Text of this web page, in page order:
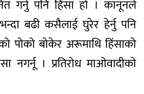
गर्नु पनि हिंसा हो । कानूनले
बढी कसैलाई घुरेर हेर्नु पनि
पोको बोकेर अरूमाथि हिंसाको
नगर्नू । प्रतिरोध माओवादीको